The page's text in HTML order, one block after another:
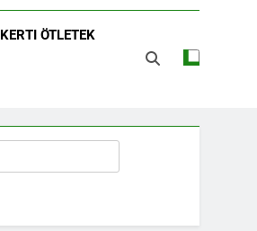
KERTI ÖTLETEK